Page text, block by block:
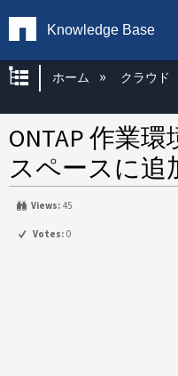
Knowledge Base
グローバル階
ホーム クラウド
ONTAP 作業
スペースに追
Views: 45
Votes: 0